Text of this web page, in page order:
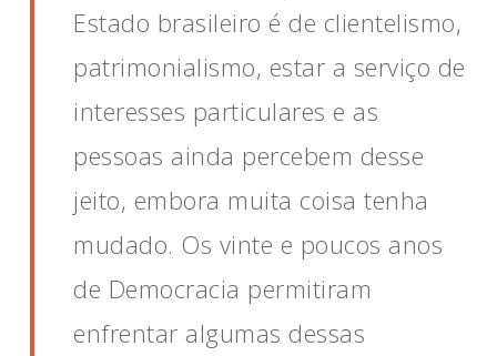
Estado brasileiro é de clientelismo,
patrimonialismo, estar a serviço de
interesses particulares e as
pessoas ainda percebem desse
jeito, embora muita coisa tenha
mudado. Os vinte e poucos anos
de Democracia permitiram
enfrentar algumas dessas